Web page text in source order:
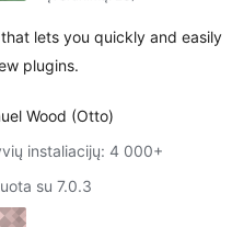
lets you quickly and easily
plugins.
Wood (Otto)
instaliacijų: 4 000+
su 7.0.3